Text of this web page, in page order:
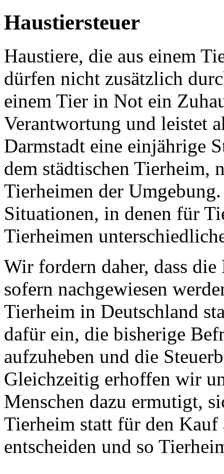
Haustiersteuer
Haustiere, die aus einem
dürfen nicht zusätzlich
einem Tier in Not ein
Verantwortung und leistet
Darmstadt eine einjährige
dem städtischen Tierheim,
Tierheimen der
Situationen, in denen für
Tierheimen
Wir fordern daher, dass
sofern nachgewiesen
Tierheim in Deutschland
dafür ein, die bisherige
aufzuheben und die
Gleichzeitig erhoffen wir
Menschen dazu ermutigt,
Tierheim statt für den Kauf
entscheiden und so